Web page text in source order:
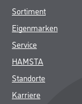
Sortiment
Eigenmarken
Service
HAMSTA
Standorte
Karriere